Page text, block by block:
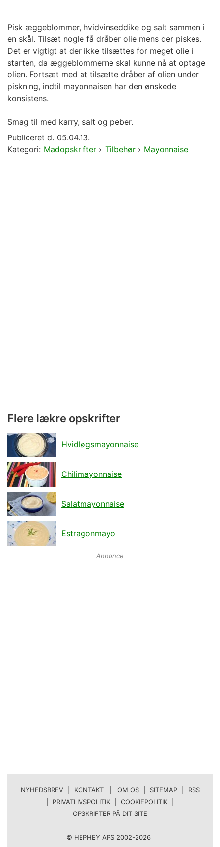
Pisk æggeblommer, hvidvinseddike og salt sammen i
en skål. Tilsæt nogle få dråber olie mens der piskes.
Det er vigtigt at der ikke tilsættes for meget olie i
starten, da æggeblommerne skal kunne nå at optage
olien. Fortsæt med at tilsætte dråber af olien under
piskning, indtil mayonnaisen har den ønskede
konsistens.
Smag til med karry, salt og peber.
Publiceret d. 05.04.13.
Kategori: Madopskrifter › Tilbehør› Mayonnaise
Flere lækre opskrifter
Hvidløgsmayonnaise
Chilimayonnaise
Salatmayonnaise
Estragonmayo
Annonce
NYHEDSBREV KONTAKT | OM OS SITEMAP
RSS
PRIVATLIVSPOLITIK COOKIEPOLITIK
OPSKRIFTER PÅ DIT SITE
© HEPHEY APS 2002-2026